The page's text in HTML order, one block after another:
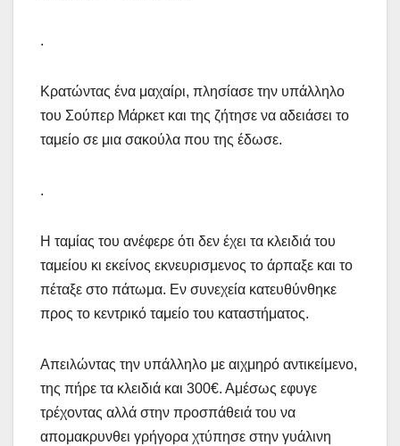
.
Κρατώντας ένα μαχαίρι, πλησίασε την υπάλληλο
του Σούπερ Μάρκετ και της ζήτησε να αδειάσει το
ταμείο σε μια σακούλα που της έδωσε.
.
Η ταμίας του ανέφερε ότι δεν έχει τα κλειδιά του
ταμείου κι εκείνος εκνευρισμενος το άρπαξε και το
πέταξε στο πάτωμα. Εν συνεχεία κατευθύνθηκε
προς το κεντρικό ταμείο του καταστήματος.
Απειλώντας την υπάλληλο με αιχμηρό αντικείμενο,
της πήρε τα κλειδιά και 300€. Αμέσως εφυγε
τρέχοντας αλλά στην προσπάθειά του να
απομακρυνθει γρήγορα χτύπησε στην γυάλινη